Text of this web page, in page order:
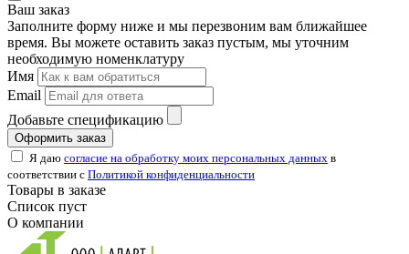
Ваш заказ
Заполните форму ниже и мы перезвоним вам ближайшее
время. Вы можете оставить заказ пустым, мы уточним
необходимую номенклатуру
Имя
Email
Добавьте спецификацию
Оформить заказ
Я даю согласие на обработку моих персональных данных в
соответствии с Политикой конфиденциальности
Товары в заказе
Список пуст
О компании